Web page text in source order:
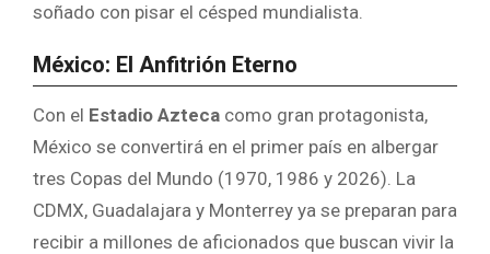
soñado con pisar el césped mundialista.
México: El Anfitrión Eterno
Con el Estadio Azteca como gran protagonista,
México se convertirá en el primer país en albergar
tres Copas del Mundo (1970, 1986 y 2026). La
CDMX, Guadalajara y Monterrey ya se preparan para
recibir a millones de aficionados que buscan vivir la